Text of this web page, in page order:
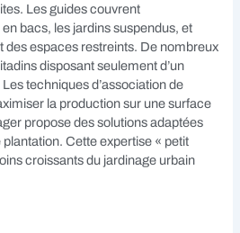
Les guides couvrent
bacs, les jardins suspendus, et
des espaces restreints. De nombreux
disposant seulement d’un
techniques d’association de
la production sur une surface
propose des solutions adaptées
Cette expertise « petit
croissants du jardinage urbain